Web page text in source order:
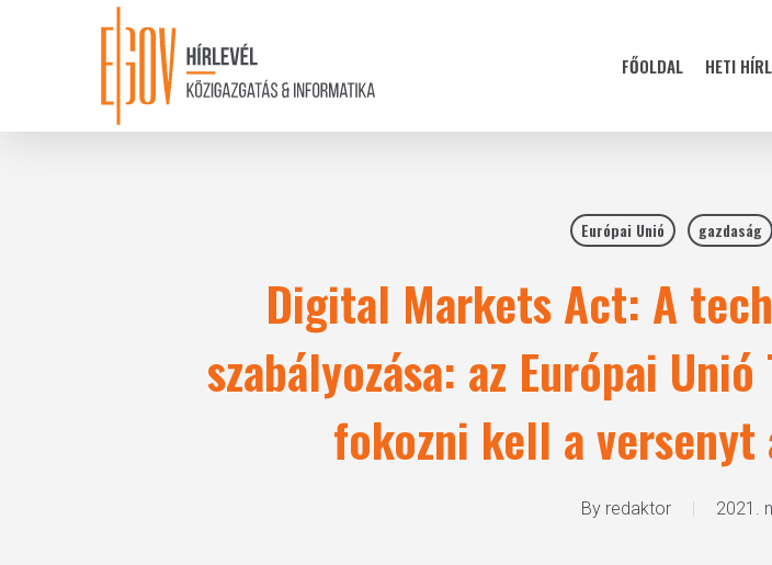
FŐOLDAL HETI
Európai Unió gazdaság
Digital Markets Act: A
szabályozása: az Európai
fokozni kell a
By redaktor 2021.